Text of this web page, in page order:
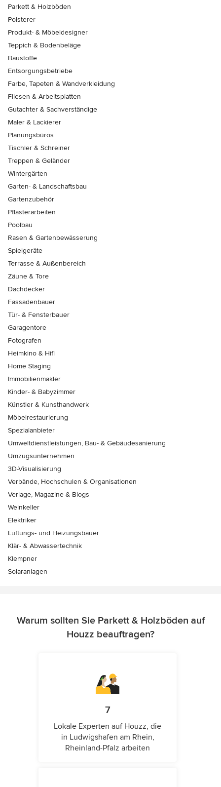
Parkett & Holzböden
Polsterer
Produkt- & Möbeldesigner
Teppich & Bodenbeläge
Baustoffe
Entsorgungsbetriebe
Farbe, Tapeten & Wandverkleidung
Fliesen & Arbeitsplatten
Gutachter & Sachverständige
Maler & Lackierer
Planungsbüros
Tischler & Schreiner
Treppen & Geländer
Wintergärten
Garten- & Landschaftsbau
Gartenzubehör
Pflasterarbeiten
Poolbau
Rasen & Gartenbewässerung
Spielgeräte
Terrasse & Außenbereich
Zäune & Tore
Dachdecker
Fassadenbauer
Tür- & Fensterbauer
Garagentore
Fotografen
Heimkino & Hifi
Home Staging
Immobilienmakler
Kinder- & Babyzimmer
Künstler & Kunsthandwerk
Möbelrestaurierung
Spezialanbieter
Umweltdienstleistungen, Bau- & Gebäudesanierung
Umzugsunternehmen
3D-Visualisierung
Verbände, Hochschulen & Organisationen
Verlage, Magazine & Blogs
Weinkeller
Elektriker
Lüftungs- und Heizungsbauer
Klär- & Abwassertechnik
Klempner
Solaranlagen
Warum sollten Sie Parkett & Holzböden auf
Houzz beauftragen?
7
Lokale Experten auf Houzz, die
in Ludwigshafen am Rhein,
Rheinland-Pfalz arbeiten